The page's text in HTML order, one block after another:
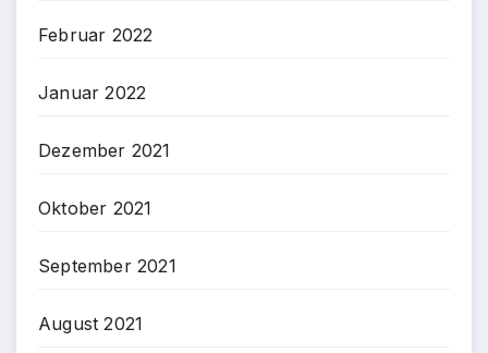
Februar 2022
Januar 2022
Dezember 2021
Oktober 2021
September 2021
August 2021